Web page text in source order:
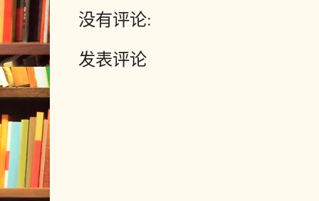
没有评论:
发表评论